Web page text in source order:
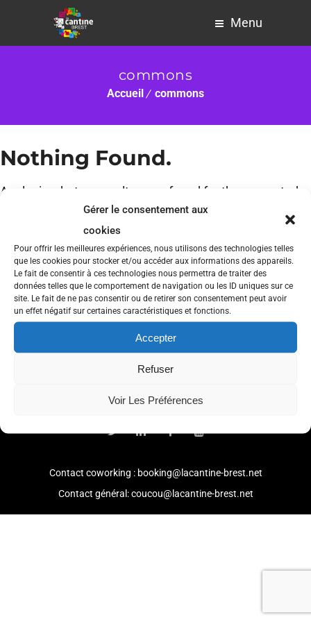
Gérer le consentement aux
cookies
Pour offrir les meilleures expériences, nous utilisons des technologies telles
que les cookies pour stocker et/ou accéder aux informations des appareils.
Le fait de consentir à ces technologies nous permettra de traiter des
données telles que le comportement de navigation ou les ID uniques sur ce
site. Le fait de ne pas consentir ou de retirer son consentement peut avoir
un effet négatif sur certaines caractéristiques et fonctions.
Accepter
Refuser
Voir Les Préférences
Menu
commons
Accueil commons
Nothing Found.
Apologies, but no results were found for the requested
Mention légales-Politique de confidentialité
Contact coworking : booking@lacantine-brest.net
Contact général: coucou@lacantine-brest.net